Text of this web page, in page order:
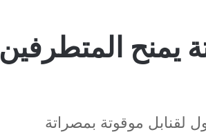
المتطرفين
موقوتة بمصراتة